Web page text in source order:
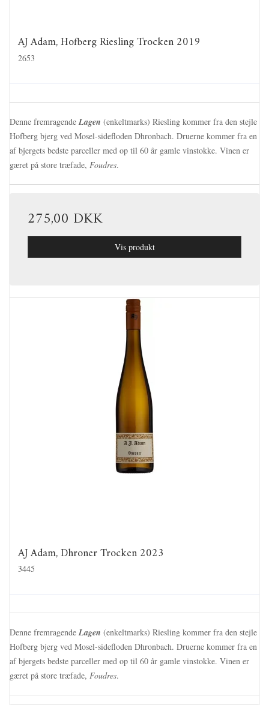
AJ Adam, Hofberg Riesling Trocken 2019
2653
Denne fremragende Lagen (enkeltmarks) Riesling kommer fra den stejle
Hofberg bjerg ved Mosel-sidefloden Dhronbach. Druerne kommer fra en
af bjergets bedste parceller med op til 60 år gamle vinstokke. Vinen er
gæret på store træfade, Foudres.
275,00 DKK
Vis produkt
AJ Adam, Dhroner Trocken 2023
3445
Denne fremragende Lagen (enkeltmarks) Riesling kommer fra den stejle
Hofberg bjerg ved Mosel-sidefloden Dhronbach. Druerne kommer fra en
af bjergets bedste parceller med op til 60 år gamle vinstokke. Vinen er
gæret på store træfade, Foudres.